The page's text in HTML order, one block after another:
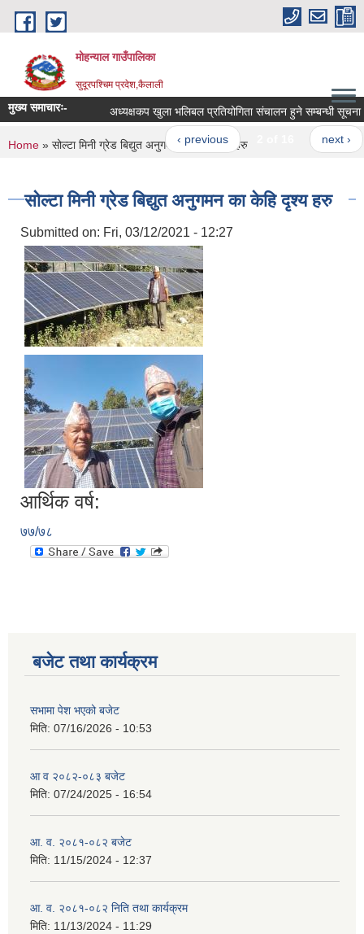
Skip to main content
मोहन्याल गाउँपालिका
सुदूरपश्चिम प्रदेश,कैलाली
मुख्य समाचारः- अध्यक्षकप खुला भलिबल प्रतियोगिता संचालन हुने सम्बन्धी सूचना ।
‹ previous next ›
You are here
Home » सोल्टा मिनी ग्रेड बिद्युत अनुगमन का केहि दृश्य हरु
सोल्टा मिनी ग्रेड बिद्युत अनुगमन का केहि दृश्य हरु
Submitted on: Fri, 03/12/2021 - 12:27
आर्थिक वर्ष:
७७/७८
बजेट तथा कार्यक्रम
सभामा पेश भएको बजेट
मिति: 07/16/2026 - 10:53
आ व २०८२-०८३ बजेट
मिति: 07/24/2025 - 16:54
आ. व. २०८१-०८२ बजेट
मिति: 11/15/2024 - 12:37
आ. व. २०८१-०८२ निति तथा कार्यक्रम
मिति: 11/13/2024 - 11:29